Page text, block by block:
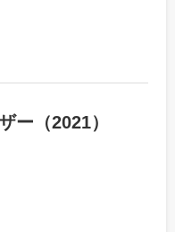
ー（2021）